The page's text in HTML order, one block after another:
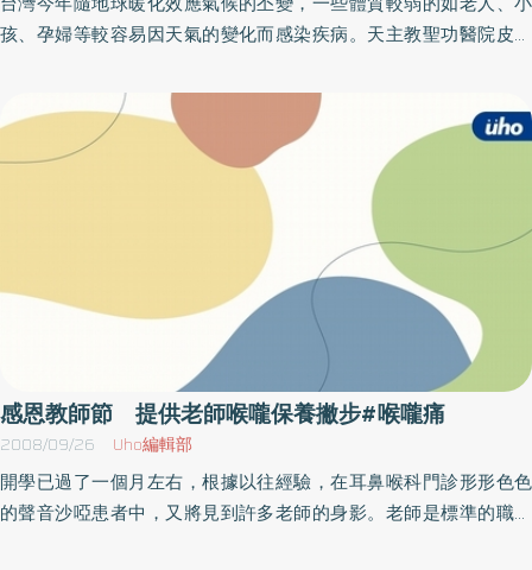
一波，過年期間雖然天氣轉好，但家庭聚會與出外旅遊，均增加感
染的機會，他提醒家長有感冒症狀，務必先戴上口罩，以免傳染給
http://www.uho.com.tw/sick.asp?aid=9886
孩、孕婦等較容易因天氣的變化而感染疾病。天主教聖功醫院皮膚
顯得不一樣！醫師特別提醒民眾多留意，以免延誤診斷。張賴妙珣
解釋，腸病毒這個名詞經由大眾傳媒長期的報導，一般社會大眾並
不陌生，只是認識不深而已。腸病毒是一群病毒的總稱，臨床上可
以引起多種疾病，其中很多是無症狀，有些則只有發燒、喉嚨腫痛
或輕微嘔吐等類似一般感冒症狀，一般腸病毒感染主要常見症狀為
手足口病或皰疹性咽峽炎，少數重症併發無菌性腦膜炎、病毒性腦
炎等，甚至多年前在台灣曾有造成人心惶惶的致死案例。典型的手
足口病由A族克沙奇病毒及腸病毒71型引起，特徵為發燒及身體出現
具特色的橢圓形灰白色小水泡（旁邊合併一圈紅色外圍），主要分
布於口腔內部及嘴唇，四肢則是手掌及腳掌、手指及腳趾。常因口
腔潰瘍疼痛而無法進食，病程為7～10天。張賴妙珣說明，人類是腸
病毒唯一的傳染來源，主要經由腸胃道（糞-口、水或食物污染）或
呼吸道（飛沫、咳嗽或打噴嚏）傳染，亦可經由接觸病人皮膚水泡
的液體而受到感染。腸病毒潛伏期為2～10天，平均約3～5天。夏
季、初秋是腸病毒大流行時期，通常9月開學後為高峰，之後疫情會
感恩教師節 提供老師喉嚨保養撇步#喉嚨痛
2008/09/26 Uho編輯部
開學已過了一個月左右，根據以往經驗，在耳鼻喉科門診形形色色
的聲音沙啞患者中，又將見到許多老師的身影。老師是標準的職業